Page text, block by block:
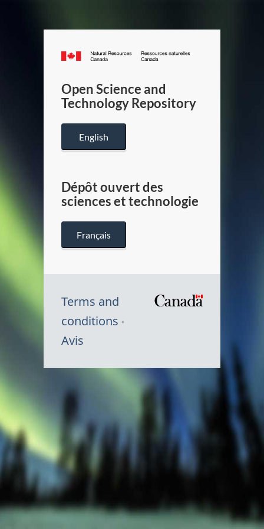
Canada.ca
/
Canada
Open Science and
Technology Repository
English
Dépôt ouvert des
sciences et technologie
Français
Terms and
conditions
Avis
Canada